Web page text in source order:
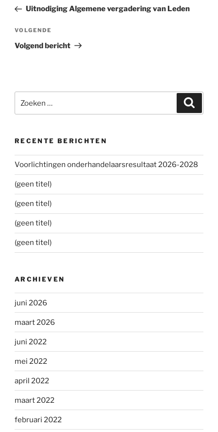
bericht
Uitnodiging Algemene vergadering van Leden
Volgend
bericht
VOLGENDE
Volgend bericht
naar:
RECENTE BERICHTEN
Voorlichtingen onderhandelaarsresultaat 2026-2028
(geen titel)
(geen titel)
(geen titel)
(geen titel)
ARCHIEVEN
juni 2026
maart 2026
juni 2022
mei 2022
april 2022
maart 2022
februari 2022